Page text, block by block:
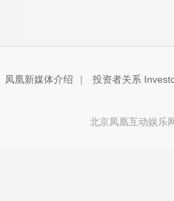
凤凰新媒体介绍 | 投资者关系
北京凤凰互动娱乐